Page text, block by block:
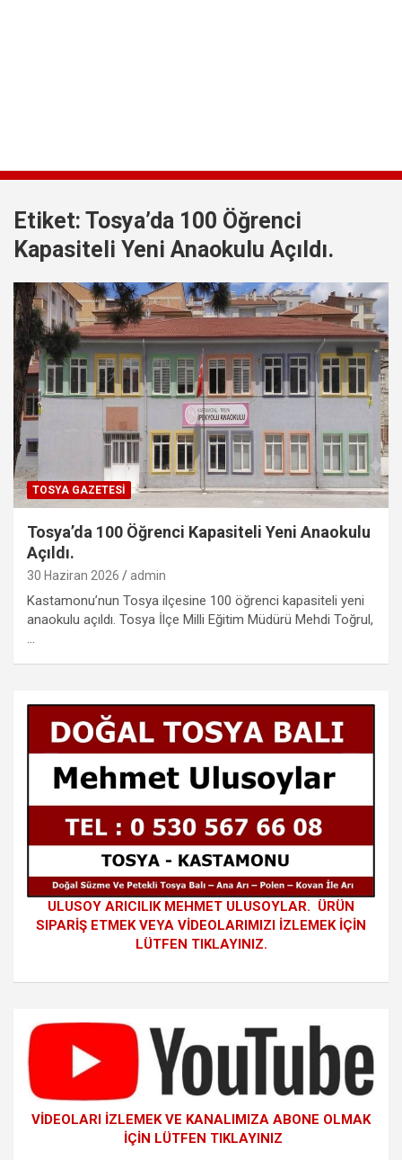
Etiket: Tosya’da 100 Öğrenci
Kapasiteli Yeni Anaokulu Açıldı.
TOSYA GAZETESI
Tosya’da 100 Öğrenci Kapasiteli Yeni Anaokulu
Açıldı.
30 Haziran 2026 admin
Kastamonu’nun Tosya ilçesine 100 öğrenci kapasiteli yeni
anaokulu açıldı. Tosya İlçe Milli Eğitim Müdürü Mehdi Toğrul,
…
ULUSOY ARICILIK MEHMET ULUSOYLAR. ÜRÜN
SIPARİŞ ETMEK VEYA VİDEOLARIMIZI İZLEMEK İÇİN
LÜTFEN TIKLAYINIZ.
VİDEOLARI İZLEMEK VE KANALIMIZA ABONE OLMAK
İÇİN LÜTFEN TIKLAYINIZ